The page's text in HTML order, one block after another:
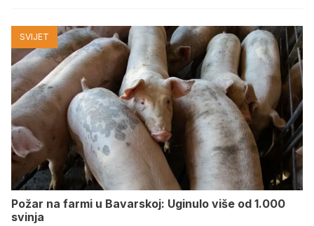
SVIJET
Požar na farmi u Bavarskoj: Uginulo više od 1.000
svinja